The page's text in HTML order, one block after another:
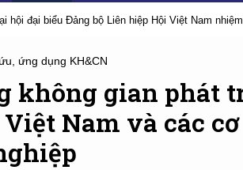
hiệp Hội Việt Nam nhiệm kỳ 2025-2030 Sự
ứng dụng KH&CN
không gian phát
Nam và các